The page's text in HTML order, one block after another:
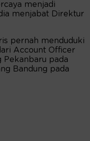
menjadi
menjabat Direktur
pernah menduduki
Account Officer
Pekanbaru pada
Bandung pada